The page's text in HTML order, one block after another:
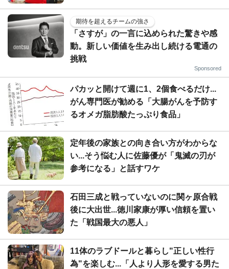
期待を超えるチームの強さ
「さすが」の一言に込められた驚きや感
動。新しい価値を生み出し続ける電通の
挑戦
Sponsored
パカッと開けて週に1、2個食べるだけ...
がん専門医が勧める「大腸がんを予防す
るオメガ脂肪酸たっぷり食品」
定年後の家族との向き合い方がわからな
い...そう悩む人に佐藤優が「鬼滅の刃が
参考になる」と話すワケ
石田三成と戦っていないのに関ヶ原合戦
後に大出世...徳川家康が厚い信頼を置い
た「戦国最大の悪人」
11体のラブドールと暮らし"正しい性行
為"を楽しむ...「人より人形を愛する男た